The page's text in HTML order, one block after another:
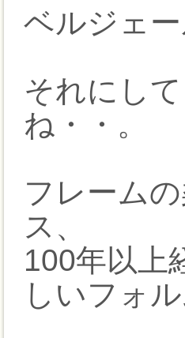
ベルジェ
それにし
ね・・。
フレーム
ス、
100年以上
しいフォル